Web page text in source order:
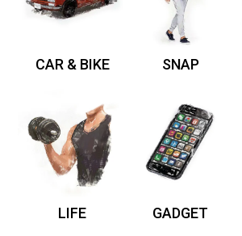
CAR & BIKE SNAP
LIFE GADGET